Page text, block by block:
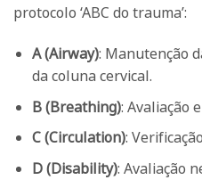
protocolo ‘ABC do trauma’:
A (Airway): Manutenção
da coluna cervical.
B (Breathing): Avaliação
C (Circulation):
D (Disability): Avaliação